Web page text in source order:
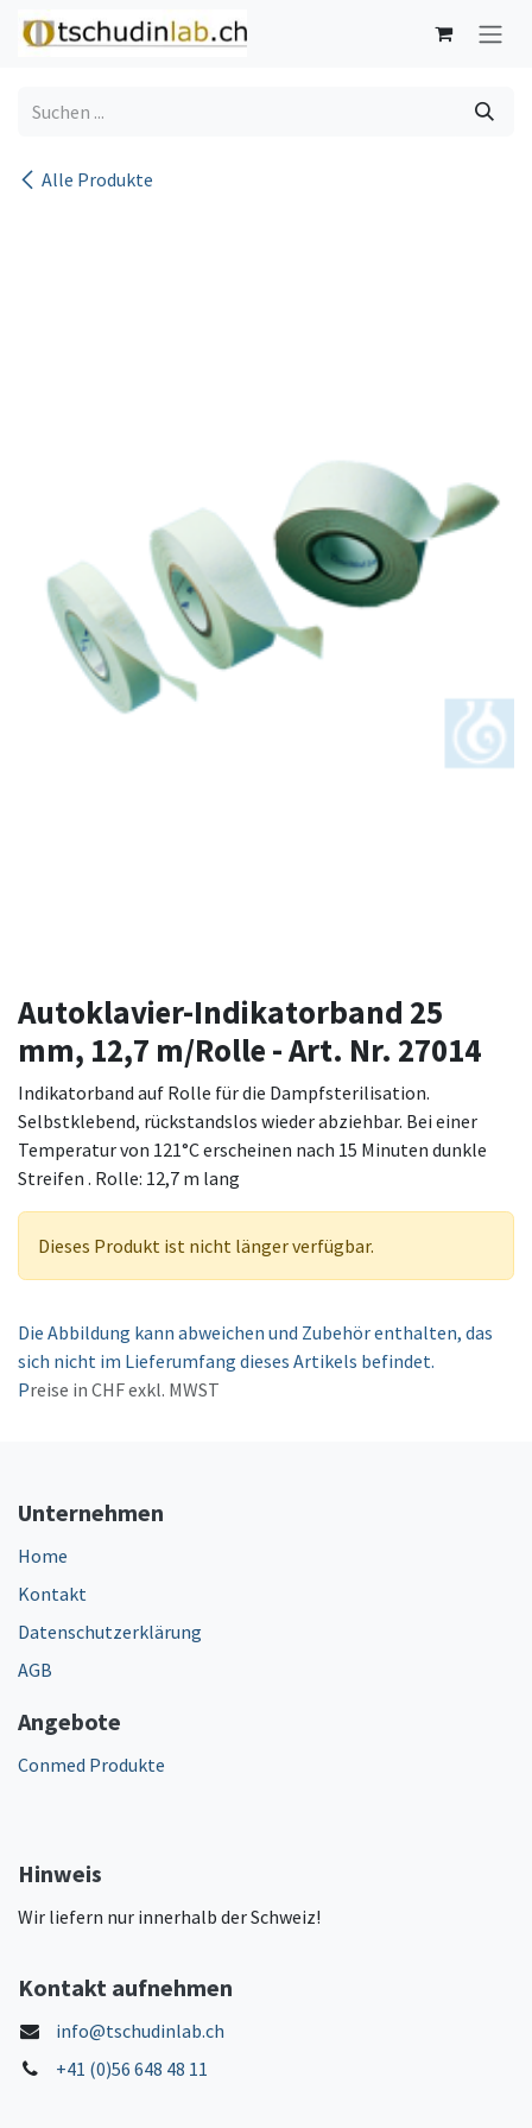
Zum Inhalt springen
Alle Produkte
Autoklavier-Indikatorband 25
mm, 12,7 m/Rolle - Art. Nr. 27014
Indikatorband auf Rolle für die Dampfsterilisation.
Selbstklebend, rückstandslos wieder abziehbar. Bei einer
Temperatur von 121°C erscheinen nach 15 Minuten dunkle
Streifen . Rolle: 12,7 m lang
Dieses Produkt ist nicht länger verfügbar.
Die Abbildung kann abweichen und Zubehör enthalten, das
sich nicht im Lieferumfang dieses Artikels befindet.
Preise in CHF exkl. MWST
Unternehmen
Home
Kontakt
Datenschutzerklärung
AGB
Angebote
Conmed Produkte
Hinweis
Wir liefern nur innerhalb der Schweiz!
Kontakt aufnehmen
info@tschudinlab.ch
+41 (0)56 648 48 11